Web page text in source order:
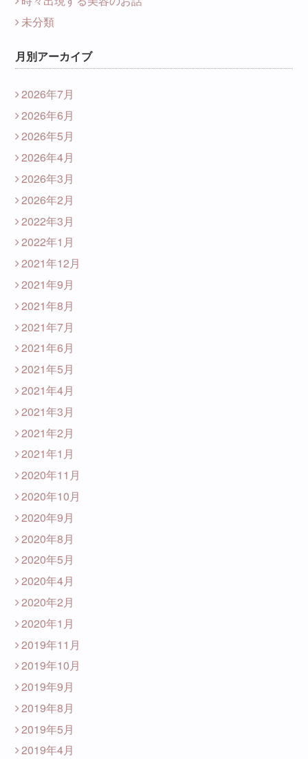
未分類
月別アーカイブ
2026年7月
2026年6月
2026年5月
2026年4月
2026年3月
2026年2月
2022年3月
2022年1月
2021年12月
2021年9月
2021年8月
2021年7月
2021年6月
2021年5月
2021年4月
2021年3月
2021年2月
2021年1月
2020年11月
2020年10月
2020年9月
2020年8月
2020年5月
2020年4月
2020年2月
2020年1月
2019年11月
2019年10月
2019年9月
2019年8月
2019年5月
2019年4月